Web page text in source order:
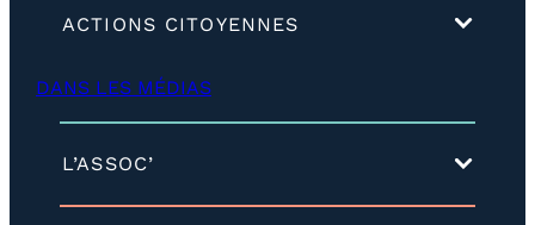
ACTIONS CITOYENNES
p
DANS LES MÉDIAS
L’ASSOC’
é